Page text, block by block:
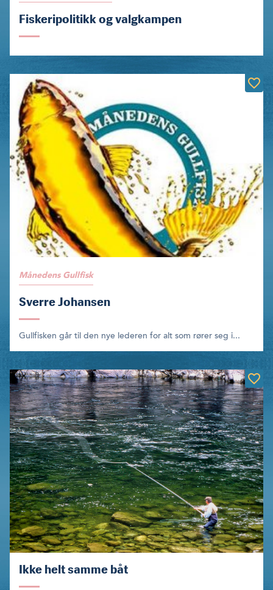
Fiskeripolitikk og valgkampen
Månedens Gullfisk
Sverre Johansen
Gullfisken går til den nye lederen for alt som rører seg i...
Ikke helt samme båt